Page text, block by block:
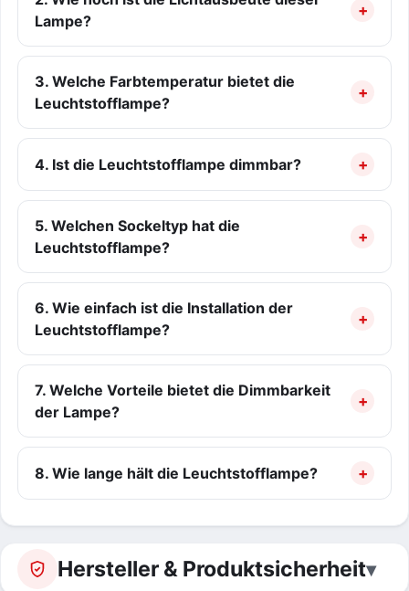
Lampe?
3. Welche Farbtemperatur bietet die
Leuchtstofflampe?
4. Ist die Leuchtstofflampe dimmbar?
5. Welchen Sockeltyp hat die
Leuchtstofflampe?
6. Wie einfach ist die Installation der
Leuchtstofflampe?
7. Welche Vorteile bietet die Dimmbarkeit
der Lampe?
8. Wie lange hält die Leuchtstofflampe?
Hersteller & Produktsicherheit